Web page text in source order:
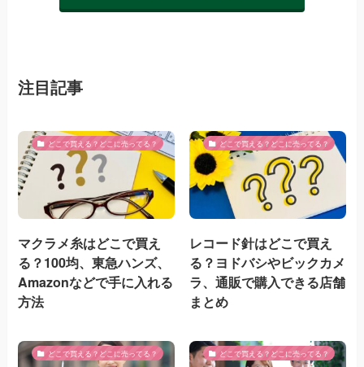
注目記事
どこで買える？どこに売ってる？
マクラメ糸はどこで買え
る？100均、東急ハンズ、
Amazonなどで手に入れる
方法
どこで買える？どこに売ってる？
レコード針はどこで買え
る？ヨドバシやビックカメ
ラ、通販で購入できる店舗
まとめ
どこで買える？どこに売ってる？ どこで買える？どこに売ってる？